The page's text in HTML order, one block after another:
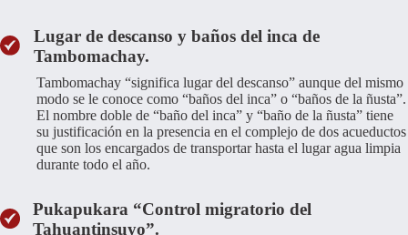
Lugar de descanso y baños del inca de
Tambomachay.
Tambomachay “significa lugar del descanso” aunque del mismo
modo se le conoce como “baños del inca” o “baños de la ñusta”.
El nombre doble de “baño del inca” y “baño de la ñusta” tiene
su justificación en la presencia en el complejo de dos acueductos
que son los encargados de transportar hasta el lugar agua limpia
durante todo el año.
Pukapukara “Control migratorio del
Tahuantinsuyo”.